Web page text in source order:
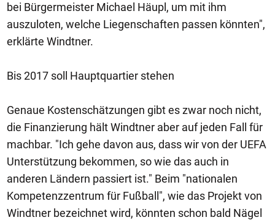
bei Bürgermeister Michael Häupl, um mit ihm
auszuloten, welche Liegenschaften passen könnten",
erklärte Windtner.
Bis 2017 soll Hauptquartier stehen
Genaue Kostenschätzungen gibt es zwar noch nicht,
die Finanzierung hält Windtner aber auf jeden Fall für
machbar. "Ich gehe davon aus, dass wir von der UEFA
Unterstützung bekommen, so wie das auch in
anderen Ländern passiert ist." Beim "nationalen
Kompetenzzentrum für Fußball", wie das Projekt von
Windtner bezeichnet wird, könnten schon bald Nägel